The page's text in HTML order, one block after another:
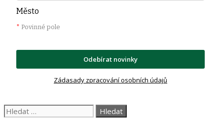
Město
* Povinné pole
Odebírat novinky
Zádasady zpracování osobních údajů
Hledat: